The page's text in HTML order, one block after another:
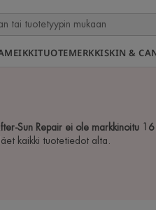
MEIKKITUOTEMERKKISKIN &
Sun Repair ei ole markkinoitu
kaikki tuotetiedot alta.